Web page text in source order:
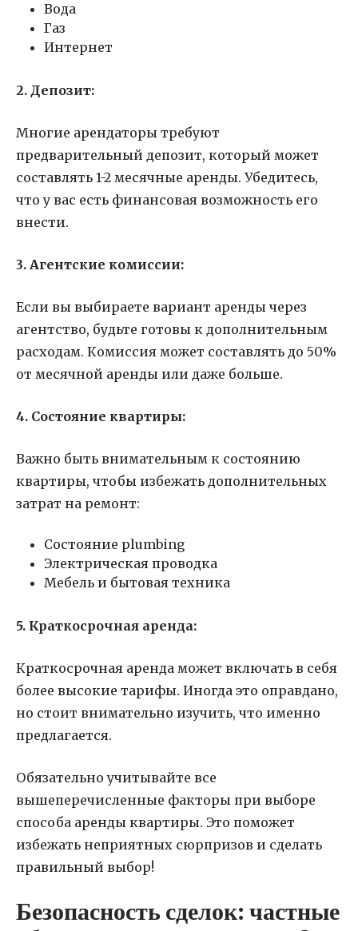
Вода
Газ
Интернет
2. Депозит:
Многие арендаторы требуют
предварительный депозит, который может
составлять 1-2 месячные аренды. Убедитесь,
что у вас есть финансовая возможность его
внести.
3. Агентские комиссии:
Если вы выбираете вариант аренды через
агентство, будьте готовы к дополнительным
расходам. Комиссия может составлять до 50%
от месячной аренды или даже больше.
4. Состояние квартиры:
Важно быть внимательным к состоянию
квартиры, чтобы избежать дополнительных
затрат на ремонт:
Состояние plumbing
Электрическая проводка
Мебель и бытовая техника
5. Краткосрочная аренда:
Краткосрочная аренда может включать в себя
более высокие тарифы. Иногда это оправдано,
но стоит внимательно изучить, что именно
предлагается.
Обязательно учитывайте все
вышеперечисленные факторы при выборе
способа аренды квартиры. Это поможет
избежать неприятных сюрпризов и сделать
правильный выбор!
Безопасность сделок: частные